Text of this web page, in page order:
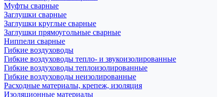
Муфты сварные
Заглушки сварные
Заглушки круглые сварные
Заглушки прямоугольные сварные
Ниппели сварные
Гибкие воздуховоды
Гибкие воздуховоды тепло- и звукоизолированные
Гибкие воздуховоды теплоизолированные
Гибкие воздуховоды неизолированные
Расходные материалы, крепеж, изоляция
Изоляционные материалы